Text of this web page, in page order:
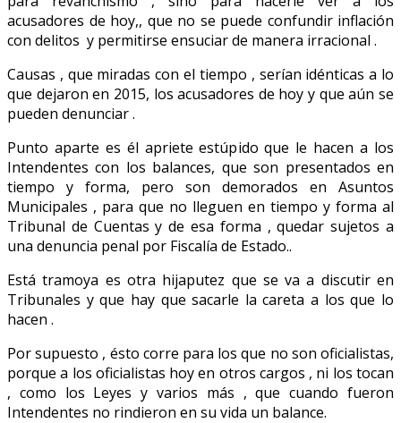
acusadores de hoy,, que no se puede confundir inflación
con delitos y permitirse ensuciar de manera irracional .
Causas , que miradas con el tiempo , serían idénticas a lo
que dejaron en 2015, los acusadores de hoy y que aún se
pueden denunciar .
Punto aparte es él apriete estúpido que le hacen a los
Intendentes con los balances, que son presentados en
tiempo y forma, pero son demorados en Asuntos
Municipales , para que no lleguen en tiempo y forma al
Tribunal de Cuentas y de esa forma , quedar sujetos a
una denuncia penal por Fiscalía de Estado..
Está tramoya es otra hijaputez que se va a discutir en
Tribunales y que hay que sacarle la careta a los que lo
hacen .
Por supuesto , ésto corre para los que no son oficialistas,
porque a los oficialistas hoy en otros cargos , ni los tocan
, como los Leyes y varios más , que cuando fueron
Intendentes no rindieron en su vida un balance.